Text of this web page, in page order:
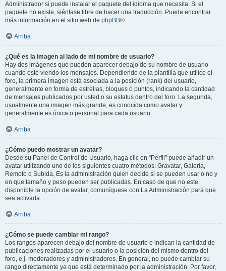
Administrador si puede instalar el paquete del idioma que necesita. Si el
paquete no existe, siéntase libre de hacer una traducción. Puede encontrar
más información en el sitio web de phpBB®
Arriba
¿Qué es la imagen al lado de mi nombre de usuario?
Hay dos imágenes que pueden aparecer debajo de su nombre de usuario
cuando esté viendo los mensajes. Dependiendo de la plantilla que utilice el
foro, la primera imagen está asociada a la posición (rank) del usuario,
generalmente en forma de estrellas, bloques o puntos, indicando la cantidad
de mensajes publicados por usted o su estatus dentro del foro. La segunda,
usualmente una imagen más grande, es conocida como avatar y
generalmente es única o personal para cada usuario.
Arriba
¿Cómo puedo mostrar un avatar?
Desde su Panel de Control de Usuario, haga clic en “Perfil” puede añadir un
avatar utilizando uno de los siguientes cuatro métodos: Gravatar, Galería,
Remoto o Subida. Es la administración quien decide si se pueden usar o no y
en que tamaño y peso pueden ser publicadas. En caso de que no este
disponible la opción de avatar, comuníquese con La Administración para que
sea activada.
Arriba
¿Cómo se puede cambiar mi rango?
Los rangos aparecen debajo del nombre de usuario e indican la cantidad de
publicaciones realizadas por el usuario o la posición del mismo dentro del
foro, e.j. moderadores y administradores. En general, no puede cambiar su
rango directamente ya que está determinado por la administración. Por favor,